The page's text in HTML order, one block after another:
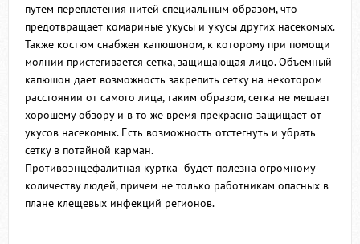
путем переплетения нитей специальным образом, что
предотвращает комариные укусы и укусы других насекомых.
Также костюм снабжен капюшоном, к которому при помощи
молнии пристегивается сетка, защищающая лицо. Объемный
капюшон дает возможность закрепить сетку на некотором
расстоянии от самого лица, таким образом, сетка не мешает
хорошему обзору и в то же время прекрасно защищает от
укусов насекомых. Есть возможность отстегнуть и убрать
сетку в потайной карман.
Противоэнцефалитная куртка будет полезна огромному
количеству людей, причем не только работникам опасных в
плане клещевых инфекций регионов.